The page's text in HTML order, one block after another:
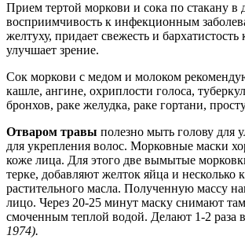
Прием тертой моркови и сока по стакану в
восприимчивость к инфекционным
желтуху, придает свежесть и бархатистость
улучшает зрение.
Сок моркови с медом и молоком
кашле, ангине, охриплости голоса,
бронхов, раке желудка, раке гортани,
Отваром травы полезно мыть голову для
для укрепления волос. Морковные маски
коже лица. Для этого две вымытые
терке, добавляют желток яйца и несколько
растительного масла. Полученную массу
лицо. Через 20-25 минут маску снимают
смоченным теплой водой. Делают 1-2 раза
1974).